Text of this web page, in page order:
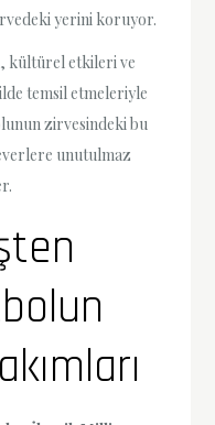
yerini koruyor.
kültürel etkileri ve
temsil etmeleriyle
zirvesindeki bu
unutulmaz